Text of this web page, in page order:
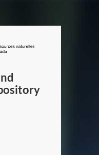
/
Canada